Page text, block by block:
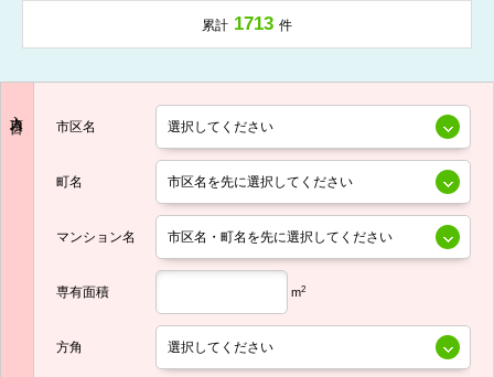
累計 1713 件
市区名
町名
マンション名
専有面積 m2
方角